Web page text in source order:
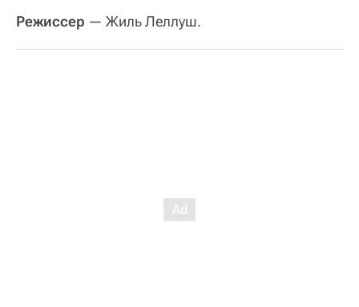
Режиссер — Жиль Леллуш.